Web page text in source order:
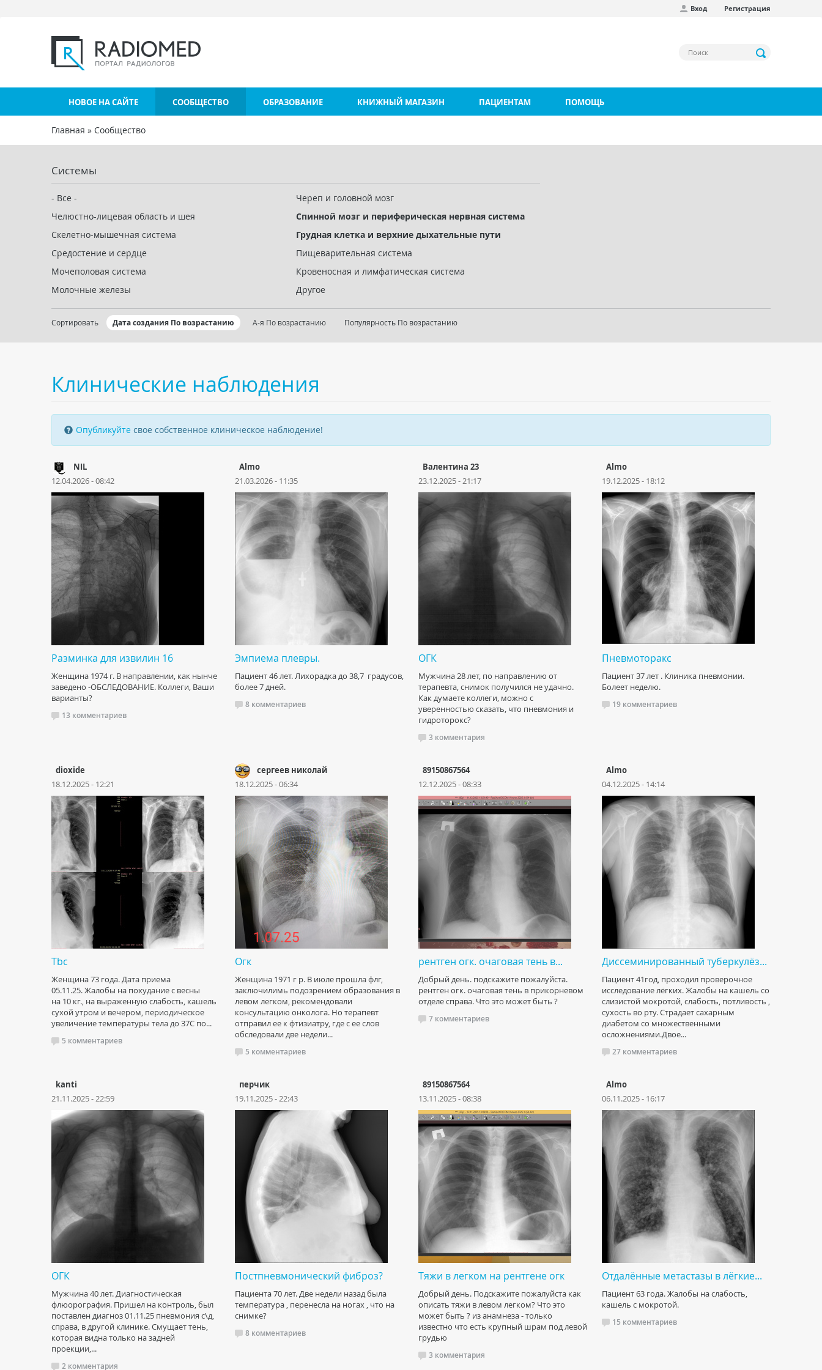
Вход Регистрация
НОВОЕ НА САЙТЕ СООБЩЕСТВО ОБРАЗОВАНИЕ КНИЖНЫЙ МАГАЗИН ПАЦИЕНТАМ ПОМОЩЬ
Вы здесь
Главная » Сообщество
Системы
- Все -
Череп и головной мозг
Челюстно-лицевая область и шея
Спинной мозг и периферическая нервная система
Скелетно-мышечная система
Грудная клетка и верхние дыхательные пути
Средостение и сердце
Пищеварительная система
Мочеполовая система
Кровеносная и лимфатическая система
Молочные железы
Другое
Сортировать Дата создания По возрастанию А-я По возрастанию Популярность По возрастанию
Клинические наблюдения
Опубликуйте свое собственное клиническое наблюдение!
NIL
12.04.2026 - 08:42
Разминка для извилин 16
Женщина 1974 г. В направлении, как нынче
заведено -ОБСЛЕДОВАНИЕ. Коллеги, Ваши
варианты?
13 комментариев
Almo
21.03.2026 - 11:35
Эмпиема плевры.
Пациент 46 лет. Лихорадка до 38,7 градусов,
более 7 дней.
8 комментариев
Валентина 23
23.12.2025 - 21:17
ОГК
Мужчина 28 лет, по направлению от
терапевта, снимок получился не удачно.
Как думаете коллеги, можно с
уверенностью сказать, что пневмония и
гидроторокс?
3 комментария
Almo
19.12.2025 - 18:12
Пневмоторакс
Пациент 37 лет . Клиника пневмонии.
Болеет неделю.
19 комментариев
dioxide
18.12.2025 - 12:21
Tbc
Женщина 73 года. Дата приема
05.11.25. Жалобы на похудание с весны
на 10 кг., на выраженную слабость, кашель
сухой утром и вечером, периодическое
увеличение температуры тела до 37С по...
5 комментариев
сергеев николай
18.12.2025 - 06:34
Огк
Женщина 1971 г р. В июле прошла флг,
заключилимь подозрением образования в
левом легком, рекомендовали
консультацию онколога. Но терапевт
отправил ее к фтизиатру, где с ее слов
обследовали две недели...
5 комментариев
89150867564
12.12.2025 - 08:33
рентген огк. очаговая тень в...
Добрый день. подскажите пожалуйста.
рентген огк. очаговая тень в прикорневом
отделе справа. Что это может быть ?
7 комментариев
Almo
04.12.2025 - 14:14
Диссеминированный туберкулёз...
Пациент 41год, проходил проверочное
исследование лёгких. Жалобы на кашель со
слизистой мокротой, слабость, потливость ,
сухость во рту. Страдает сахарным
диабетом со множественными
осложнениями.Двое...
27 комментариев
kanti
21.11.2025 - 22:59
ОГК
Мужчина 40 лет. Диагностическая
флюорография. Пришел на контроль, был
поставлен диагноз 01.11.25 пневмония с\д,
справа, в другой клинике. Смущает тень,
которая видна только на задней
проекции,...
2 комментария
перчик
19.11.2025 - 22:43
Постпневмонический фиброз?
Пациента 70 лет. Две недели назад была
температура , перенесла на ногах , что на
снимке?
8 комментариев
89150867564
13.11.2025 - 08:38
Тяжи в легком на рентгене огк
Добрый день. Подскажите пожалуйста как
описать тяжи в левом легком? Что это
может быть ? из анамнеза - только
известно что есть крупный шрам под левой
грудью
3 комментария
Almo
06.11.2025 - 16:17
Отдалённые метастазы в лёгкие...
Пациент 63 года. Жалобы на слабость,
кашель с мокротой.
15 комментариев